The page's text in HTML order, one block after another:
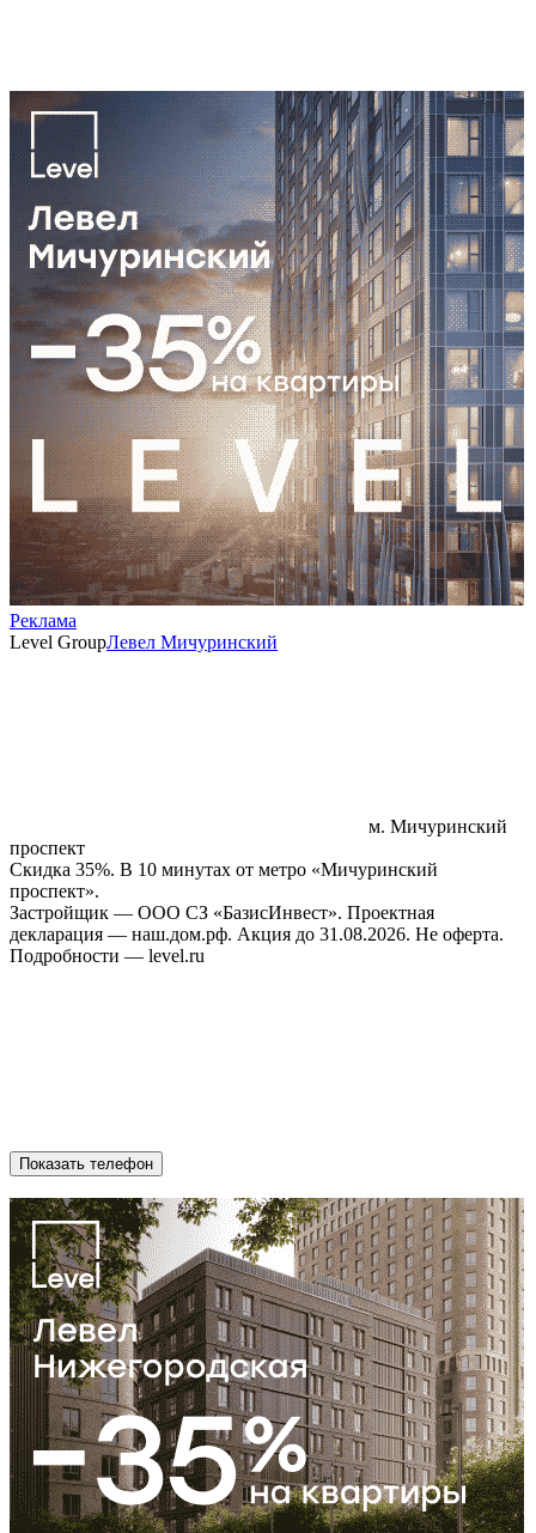
Реклама
Level GroupЛевел Мичуринский
м. Мичуринский
проспект
Скидка 35%. В 10 минутах от метро «Мичуринский
проспект».
Застройщик — ООО СЗ «БазисИнвест». Проектная
декларация — наш.дом.рф. Акция до 31.08.2026. Не оферта.
Подробности — level.ru
Показать телефон